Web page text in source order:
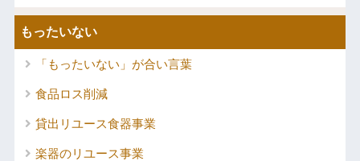
もったいない
「もったいない」が合い言葉
食品ロス削減
貸出リユース食器事業
楽器のリユース事業